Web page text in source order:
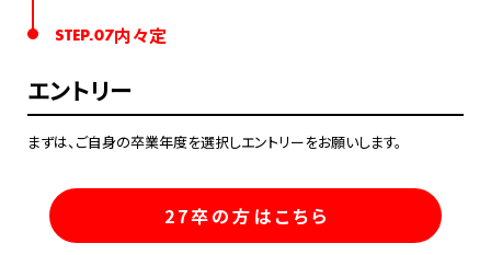
STEP.07内々定
エントリー
まずは、ご自身の卒業年度を選択しエントリーをお願いします。
27卒の方はこちら